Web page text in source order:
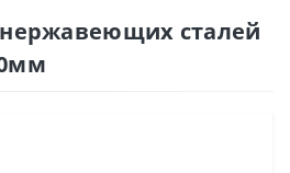
сталей